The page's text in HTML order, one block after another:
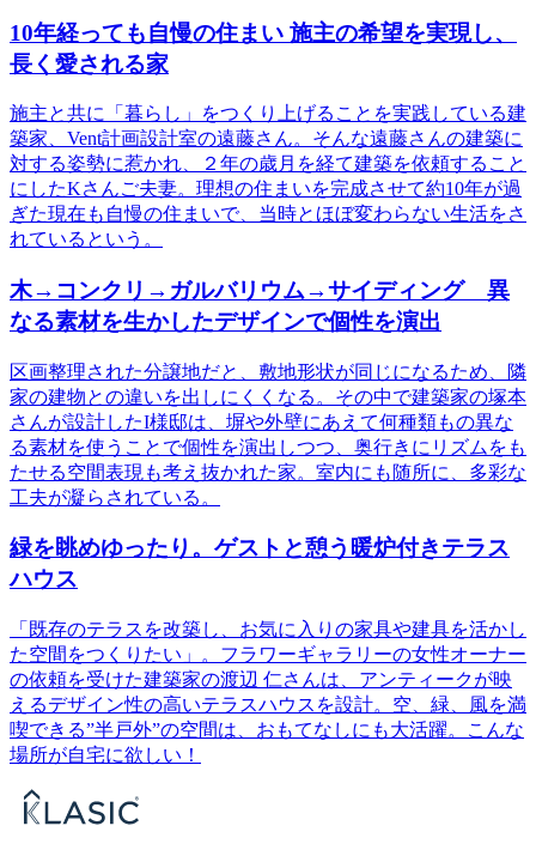
10年経っても自慢の住まい 施主の希望を実現し、
長く愛される家
施主と共に「暮らし」をつくり上げることを実践している建
築家、Vent計画設計室の遠藤さん。そんな遠藤さんの建築に
対する姿勢に惹かれ、２年の歳月を経て建築を依頼すること
にしたKさんご夫妻。理想の住まいを完成させて約10年が過
ぎた現在も自慢の住まいで、当時とほぼ変わらない生活をさ
れているという。
木→コンクリ→ガルバリウム→サイディング 異
なる素材を生かしたデザインで個性を演出
区画整理された分譲地だと、敷地形状が同じになるため、隣
家の建物との違いを出しにくくなる。その中で建築家の塚本
さんが設計したI様邸は、塀や外壁にあえて何種類もの異な
る素材を使うことで個性を演出しつつ、奥行きにリズムをも
たせる空間表現も考え抜かれた家。室内にも随所に、多彩な
工夫が凝らされている。
緑を眺めゆったり。ゲストと憩う暖炉付きテラス
ハウス
「既存のテラスを改築し、お気に入りの家具や建具を活かし
た空間をつくりたい」。フラワーギャラリーの女性オーナー
の依頼を受けた建築家の渡辺 仁さんは、アンティークが映
えるデザイン性の高いテラスハウスを設計。空、緑、風を満
喫できる”半戸外”の空間は、おもてなしにも大活躍。こんな
場所が自宅に欲しい！